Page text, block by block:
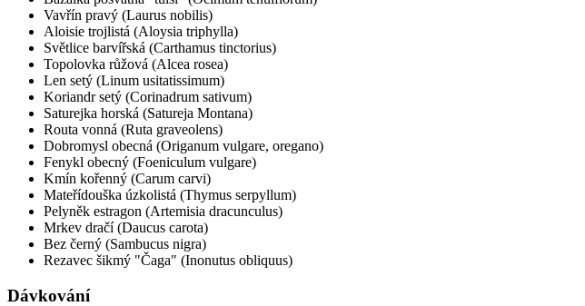
Vavřín pravý (Laurus nobilis)
Aloisie trojlistá (Aloysia triphylla)
Světlice barvířská (Carthamus tinctorius)
Topolovka růžová (Alcea rosea)
Len setý (Linum usitatissimum)
Koriandr setý (Corinadrum sativum)
Saturejka horská (Satureja Montana)
Routa vonná (Ruta graveolens)
Dobromysl obecná (Origanum vulgare, oregano)
Fenykl obecný (Foeniculum vulgare)
Kmín kořenný (Carum carvi)
Mateřídouška úzkolistá (Thymus serpyllum)
Pelyněk estragon (Artemisia dracunculus)
Mrkev dračí (Daucus carota)
Bez černý (Sambucus nigra)
Rezavec šikmý "Čaga" (Inonutus obliquus)
Dávkování